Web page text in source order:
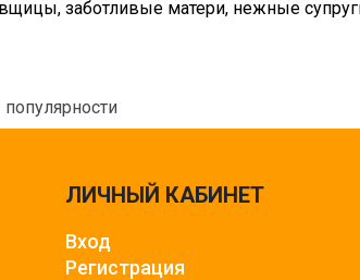
заботливые матери, нежные
популярности
ЛИЧНЫЙ КАБИНЕТ
Вход
Регистрация